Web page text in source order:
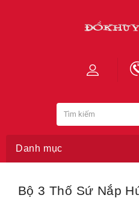
Danh mục
Bộ 3 Thố Sứ Nắp